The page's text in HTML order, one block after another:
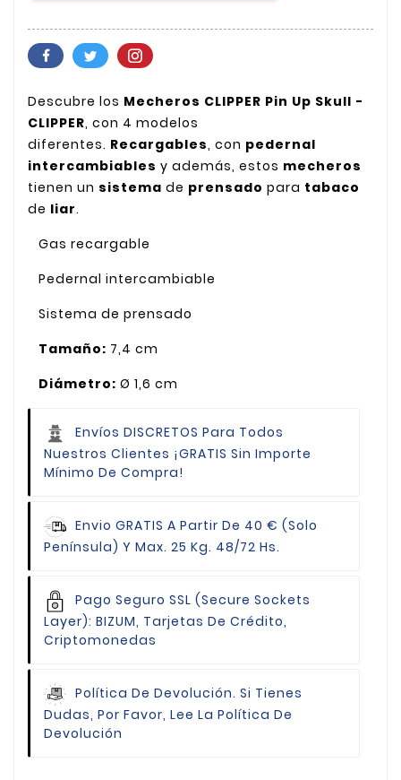
Descubre los Mecheros CLIPPER Pin Up Skull -
CLIPPER, con 4 modelos
diferentes. Recargables, con pedernal
intercambiables y además, estos mecheros
tienen un sistema de prensado para tabaco
de liar.
Gas recargable
Pedernal intercambiable
Sistema de prensado
Tamaño: 7,4 cm
Diámetro: Ø 1,6 cm
Envíos DISCRETOS Para Todos
Nuestros Clientes ¡GRATIS Sin Importe
Mínimo De Compra!
Envio GRATIS A Partir De 40 € (Solo
Península) Y Max. 25 Kg. 48/72 Hs.
Pago Seguro SSL (Secure Sockets
Layer): BIZUM, Tarjetas De Crédito,
Criptomonedas
Política De Devolución. Si Tienes
Dudas, Por Favor, Lee La Política De
Devolución